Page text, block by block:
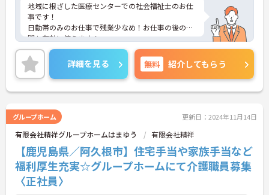
地域に根ざした医療センターでの社会福祉士のお仕
事です！
日勤帯のみのお仕事で残業少なめ！お仕事の後の時
間も有効に使えます！
託児所完備で子育て中の方も安心して働けます！
ご興味ある方には、面接のポイントなど、さらに詳
細をお話致しますのでお気軽にご相談ください。
詳細を見る 無料 紹介してもらう
グループホーム 更新日：2024年11月14日
有限会社精祥グループホームはまゆう 有限会社精祥
【鹿児島県／阿久根市】住宅手当や家族手当など
福利厚生充実☆グループホームにて介護職員募集
〈正社員〉